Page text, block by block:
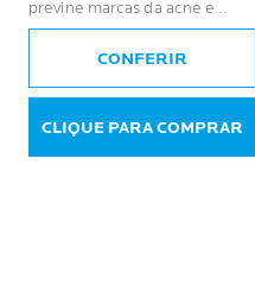
previne marcas da acne e
auxilia no tratamento.
CONFERIR
CLIQUE PARA COMPRAR